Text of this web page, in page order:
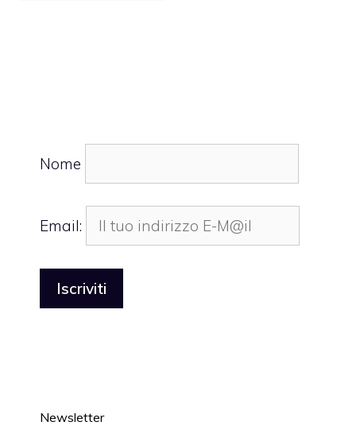
Nome
Email:
Newsletter